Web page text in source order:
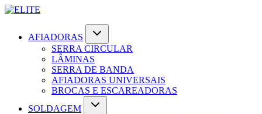
AFIADORAS
SERRA CIRCULAR
LÂMINAS
SERRA DE BANDA
AFIADORAS UNIVERSAIS
BROCAS E ESCAREADORAS
SOLDAGEM